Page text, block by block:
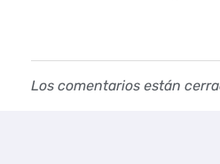
t
a
Los comentarios están